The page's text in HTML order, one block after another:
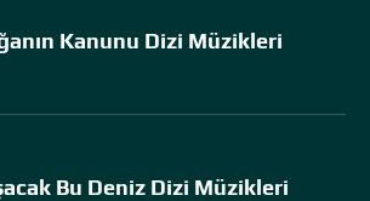
Kanunu Dizi Müzikleri
Bu Deniz Dizi Müzikleri